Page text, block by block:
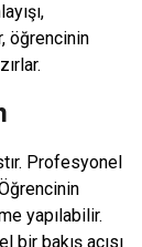
öğrencinin
Profesyonel
yapılabilir.
bir bakış açısı